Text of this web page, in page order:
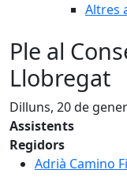
Altres
Ple al
Llobregat
Dilluns, 20 de
Assistents
Regidors
Adrià Camino